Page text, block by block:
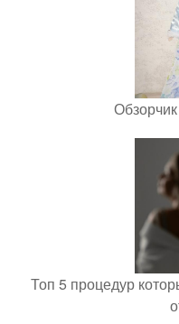
Топ 5 процедур